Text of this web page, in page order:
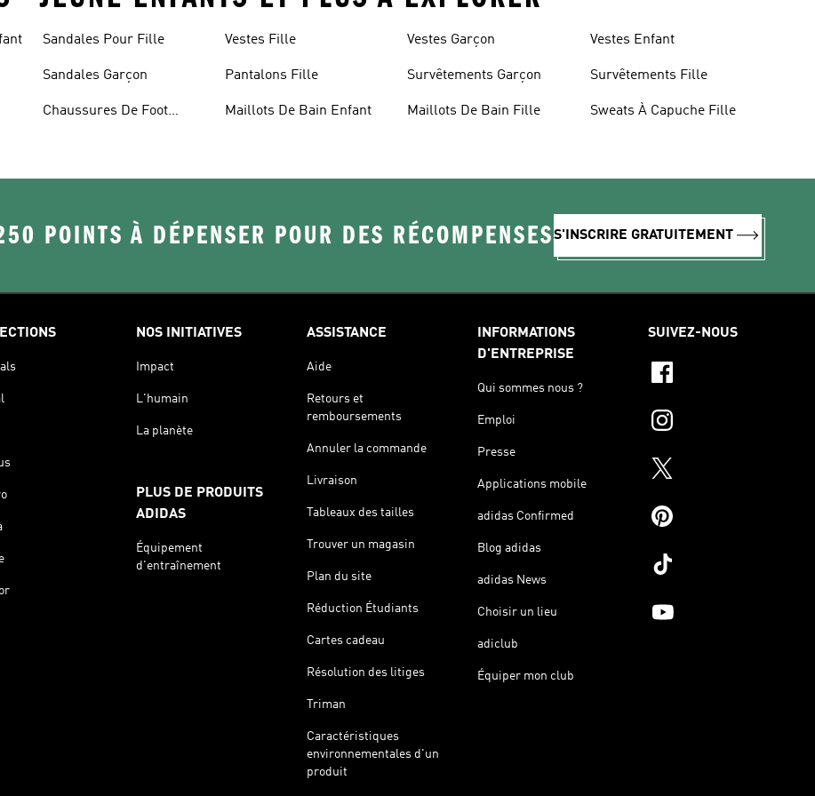
Sandales Pour Fille
Sandales Garçon
Chaussures De Foot
Vestes Fille
Pantalons Fille
Maillots De Bain Enfant
Vestes Garçon
Survêtements Garçon
Maillots De Bain Fille
Vestes Enfant
Survêtements Fille
Sweats À Capuche Fille
POINTS À DÉPENSER POUR DES RÉCOMPENSESS'INSCRIRE GRATUITEMENT
NOS INITIATIVES
Impact
L'humain
La planète
PLUS DE PRODUITS
ADIDAS
Équipement
d'entraînement
ASSISTANCE
Aide
Retours et
remboursements
Annuler la commande
Livraison
Tableaux des tailles
Trouver un magasin
Plan du site
Réduction Étudiants
Cartes cadeau
Résolution des litiges
Triman
Caractéristiques
environnementales d'un
produit
INFORMATIONS
D'ENTREPRISE
Qui sommes nous ?
Emploi
Presse
Applications mobile
adidas Confirmed
Blog adidas
adidas News
Choisir un lieu
adiclub
Équiper mon club
SUIVEZ-NOUS